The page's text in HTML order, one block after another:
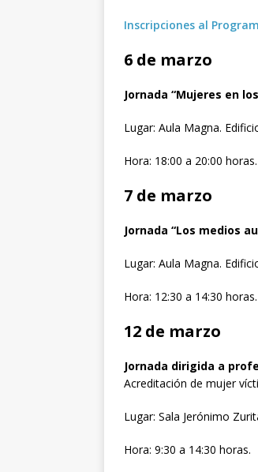
Inscripciones al
6 de marzo
Jornada “Mujeres en
Lugar: Aula Magna.
Hora: 18:00 a 20:00 horas.
7 de marzo
Jornada “Los medios
Lugar: Aula Magna.
Hora: 12:30 a 14:30 horas.
12 de marzo
Jornada dirigida a
Acreditación de mujer
Lugar: Sala Jerónimo
Hora: 9:30 a 14:30 horas.